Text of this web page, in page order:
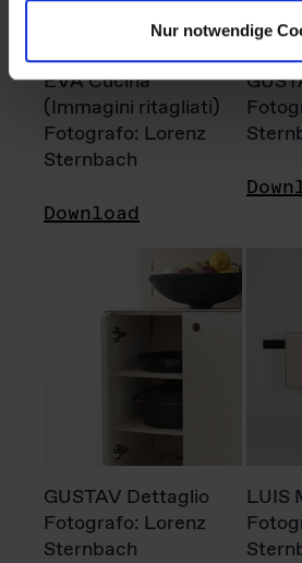
Nur notwendige
EVA Cucina
(Immagini ritagliati)
Fotografo: Lorenz
Sternbach
Download
GUSTAV Dettaglio
Fotografo: Lorenz
Sternbach
LUIS